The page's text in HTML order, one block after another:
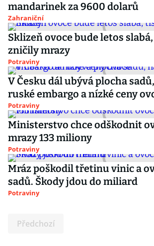
mandarinek za 9600 dolarů
Zahraniční
Sklizeň ovoce bude letos
zničily mrazy
Potraviny
V Česku dál ubývá plocha
ruské embargo a nízké ceny
Potraviny
Ministerstvo chce odškodnit
mrazy 133 miliony
Potraviny
Mráz poškodil třetinu vinic a
sadů. Škody jdou do miliard
Potraviny
Předchozí